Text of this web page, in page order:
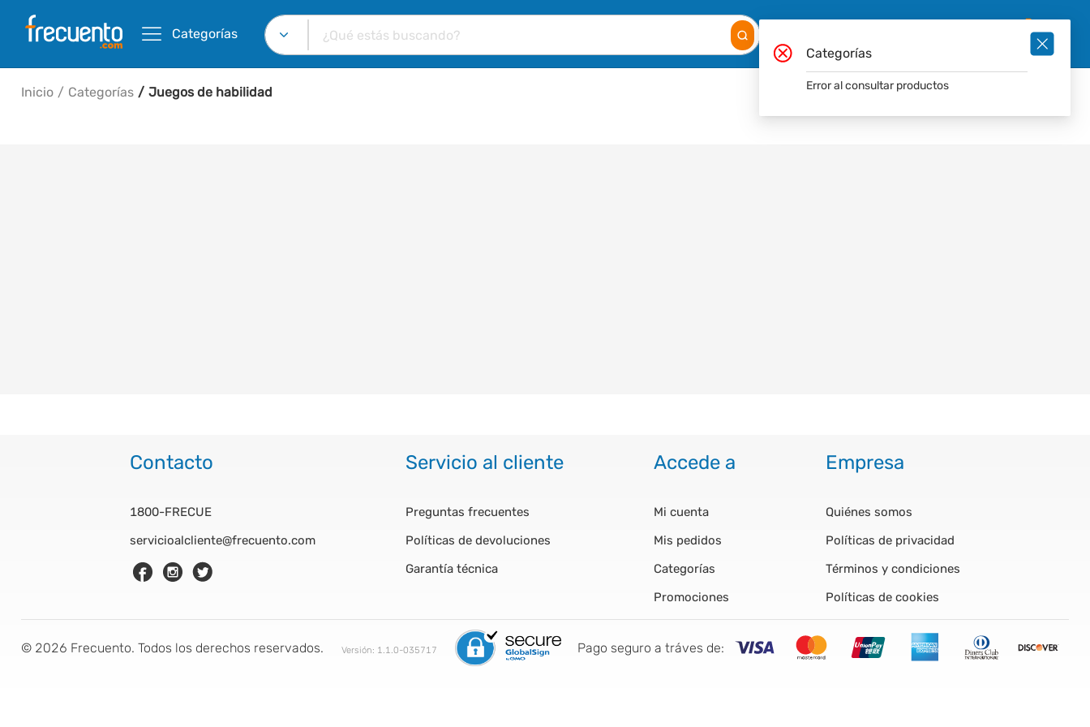
Categorías
Inicio Categorías Juegos de habilidad
Contacto
1800-FRECUE
servicioalcliente@frecuento.com
Servicio al cliente
Preguntas frecuentes
Políticas de devoluciones
Garantía técnica
Accede a
Mi cuenta
Mis pedidos
Categorías
Promociones
Empresa
Quiénes somos
Políticas de privacidad
Términos y condiciones
Políticas de cookies
© 2026 Frecuento. Todos los derechos reservados. Versión: 1.1.0-035717 Pago seguro a tráves de:
Categorías
Error al consultar productos